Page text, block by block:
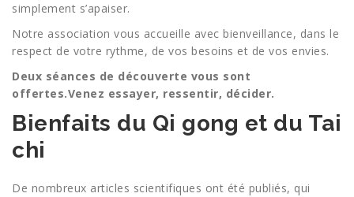
simplement s’apaiser.
Notre association vous accueille avec bienveillance, dans le
respect de votre rythme, de vos besoins et de vos envies.
Deux séances de découverte vous sont
offertes.Venez essayer, ressentir, décider.
Bienfaits du Qi gong et du Tai
chi
De nombreux articles scientifiques ont été publiés, qui